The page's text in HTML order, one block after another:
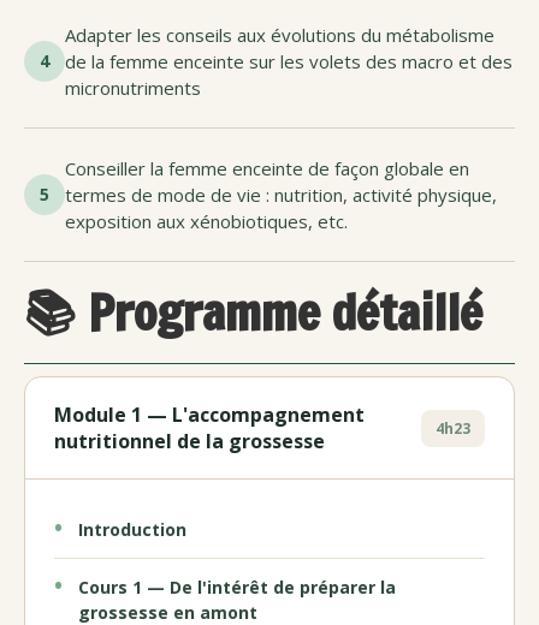
4
Adapter les conseils aux évolutions du métabolisme
de la femme enceinte sur les volets des macro et des
micronutriments
5
Conseiller la femme enceinte de façon globale en
termes de mode de vie : nutrition, activité physique,
exposition aux xénobiotiques, etc.
📚 Programme détaillé
Module 1 — L'accompagnement
nutritionnel de la grossesse
4h23
Introduction
Cours 1 — De l'intérêt de préparer la
grossesse en amont